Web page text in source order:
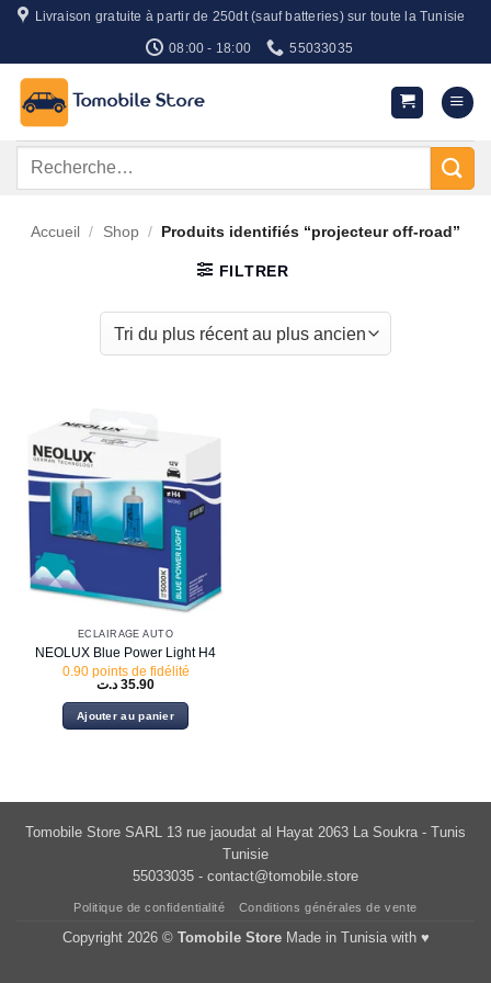
Passer
contenu
Livraison gratuite à partir de 250dt (sauf batteries) sur toute la Tunisie
08:00 - 18:00 55033035
Recherche
Accueil / Shop / Produits identifiés “projecteur off-road”
FILTRER
ÉCLAIRAGE AUTO
NEOLUX Blue Power Light H4
0.90 points de fidélité
35.90 د.ت
Ajouter au panier
Tomobile Store SARL 13 rue jaoudat al Hayat 2063 La Soukra - Tunis
Tunisie
55033035 - contact@tomobile.store
Politique de confidentialité Conditions générales de vente
Copyright 2026 © Tomobile StoreMade in Tunisia with ♥